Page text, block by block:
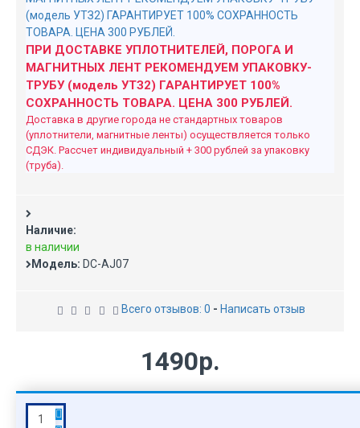
ПРИ ДОСТАВКЕ УПЛОТНИТЕЛЕЙ, ПОРОГА И
МАГНИТНЫХ ЛЕНТ РЕКОМЕНДУЕМ УПАКОВКУ-
ТРУБУ (модель УТЗ2) ГАРАНТИРУЕТ 100%
СОХРАННОСТЬ ТОВАРА. ЦЕНА 300 РУБЛЕЙ.
Доставка в другие города не стандартных товаров
(уплотнители, магнитные ленты) осуществляется только
СДЭК. Рассчет индивидуальный + 300 рублей за упаковку
(труба).
Наличие:
в наличии
Модель: DC-AJ07
Всего отзывов: 0 - Написать отзыв
1490р.
Форсунка